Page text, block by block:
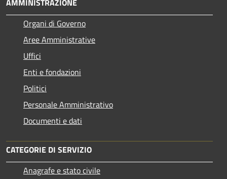
AMMINISTRAZIONE
Organi di Governo
Aree Amministrative
Uffici
Enti e fondazioni
Politici
Personale Amministrativo
Documenti e dati
CATEGORIE DI SERVIZIO
Anagrafe e stato civile